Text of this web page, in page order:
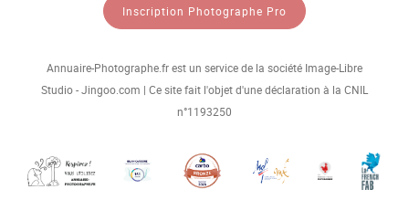
Inscription Photographe Pro
Annuaire-Photographe.fr est un service de la société Image-Libre
Studio - Jingoo.com | Ce site fait l'objet d'une déclaration à la CNIL
n°1193250